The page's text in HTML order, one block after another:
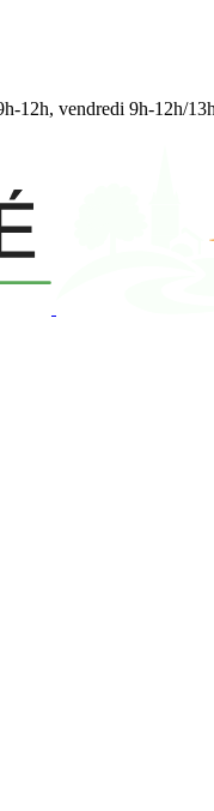
vendredi 9h‑12h/